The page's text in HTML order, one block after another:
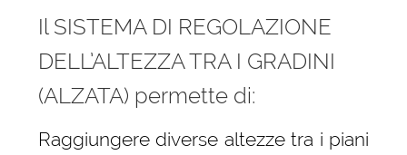
Il SISTEMA DI REGOLAZIONE
DELL’ALTEZZA TRA I GRADINI
(ALZATA) permette di:
Raggiungere diverse altezze tra i piani